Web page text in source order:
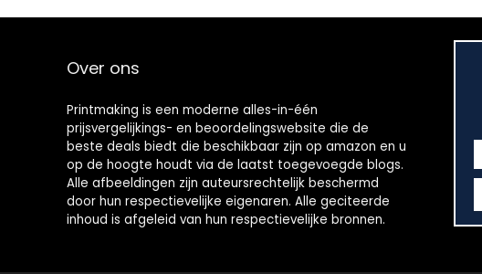
Over ons
Printmaking is een moderne alles-in-één
prijsvergelijkings- en beoordelingswebsite die de
beste deals biedt die beschikbaar zijn op amazon en u
op de hoogte houdt via de laatst toegevoegde blogs.
Alle afbeeldingen zijn auteursrechtelijk beschermd
door hun respectievelijke eigenaren. Alle geciteerde
inhoud is afgeleid van hun respectievelijke bronnen.